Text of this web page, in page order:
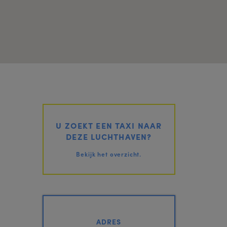
U ZOEKT EEN TAXI NAAR
DEZE LUCHTHAVEN?
Bekijk het overzicht.
ADRES